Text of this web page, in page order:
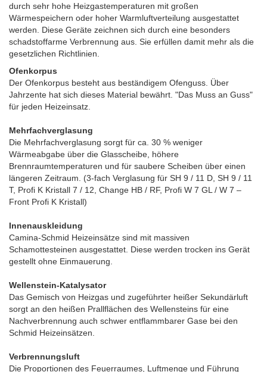
durch sehr hohe Heizgastemperaturen mit großen
Wärmespeichern oder hoher Warmluftverteilung ausgestattet
werden. Diese Geräte zeichnen sich durch eine besonders
schadstoffarme Verbrennung aus. Sie erfüllen damit mehr als die
gesetzlichen Richtlinien.
Ofenkorpus
Der Ofenkorpus besteht aus beständigem Ofenguss. Über
Jahrzente hat sich dieses Material bewährt. "Das Muss an Guss"
für jeden Heizeinsatz.
Mehrfachverglasung
Die Mehrfachverglasung sorgt für ca. 30 % weniger
Wärmeabgabe über die Glasscheibe, höhere
Brennraumtemperaturen und für saubere Scheiben über einen
längeren Zeitraum. (3-fach Verglasung für SH 9 / 11 D, SH 9 / 11
T, Profi K Kristall 7 / 12, Change HB / RF, Profi W 7 GL / W 7 –
Front Profi K Kristall)
Innenauskleidung
Camina-Schmid Heizeinsätze sind mit massiven
Schamottesteinen ausgestattet. Diese werden trocken ins Gerät
gestellt ohne Einmauerung.
Wellenstein-Katalysator
Das Gemisch von Heizgas und zugeführter heißer Sekundärluft
sorgt an den heißen Prallflächen des Wellensteins für eine
Nachverbrennung auch schwer entflammbarer Gase bei den
Schmid Heizeinsätzen.
Verbrennungsluft
Die Proportionen des Feuerraumes, Luftmenge und Führung